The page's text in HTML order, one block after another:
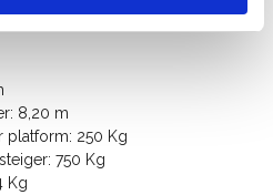
8,20 m
platform: 250 Kg
750 Kg
Kg